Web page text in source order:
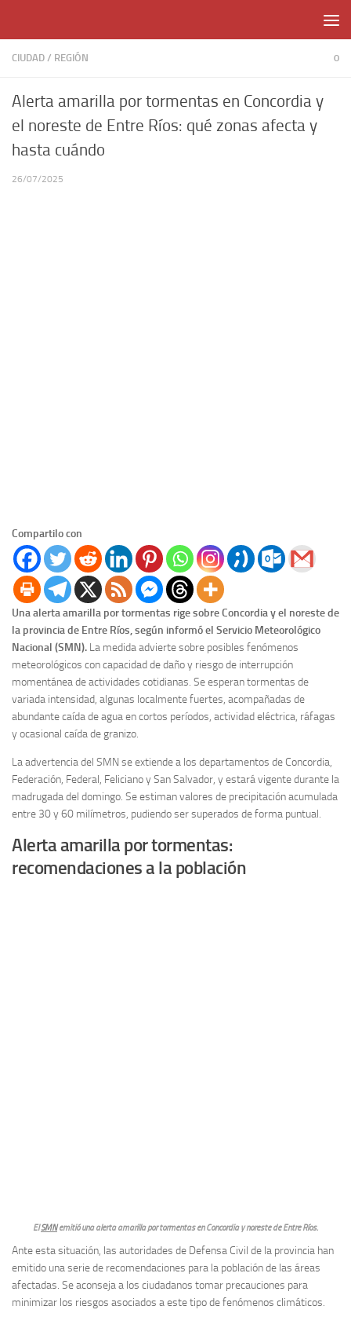
CIUDAD / REGIÓN 0
Alerta amarilla por tormentas en Concordia y
el noreste de Entre Ríos: qué zonas afecta y
hasta cuándo
26/07/2025
Compartilo con
Una alerta amarilla por tormentas rige sobre Concordia y el noreste de
la provincia de Entre Ríos, según informó el Servicio Meteorológico
Nacional (SMN). La medida advierte sobre posibles fenómenos
meteorológicos con capacidad de daño y riesgo de interrupción
momentánea de actividades cotidianas. Se esperan tormentas de
variada intensidad, algunas localmente fuertes, acompañadas de
abundante caída de agua en cortos períodos, actividad eléctrica, ráfagas
y ocasional caída de granizo.
La advertencia del SMN se extiende a los departamentos de Concordia,
Federación, Federal, Feliciano y San Salvador, y estará vigente durante la
madrugada del domingo. Se estiman valores de precipitación acumulada
entre 30 y 60 milímetros, pudiendo ser superados de forma puntual.
Alerta amarilla por tormentas:
recomendaciones a la población
ElSMNemitió una alerta amarilla por tormentas en Concordia y noreste de Entre Ríos.
Ante esta situación, las autoridades de Defensa Civil de la provincia han
emitido una serie de recomendaciones para la población de las áreas
afectadas. Se aconseja a los ciudadanos tomar precauciones para
minimizar los riesgos asociados a este tipo de fenómenos climáticos.